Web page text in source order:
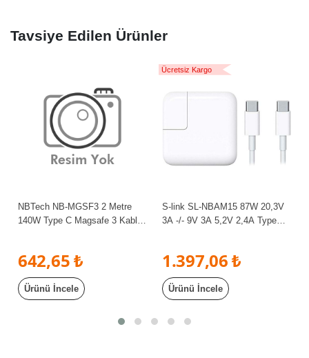
Tavsiye Edilen Ürünler
NBTech NB-MGSF3 2 Metre
140W Type C Magsafe 3 Kablo,
Şarj Kablosu, MacBook M1 Pro
Şarj Kablo, Macbook M2 Pro
Şarj Kablo, Macbook M2 Şarj
Kablo
642,65 ₺
Ürünü İncele
Ücretsiz Kargo
S-link SL-NBAM15 87W 20,3V
3A -/- 9V 3A 5,2V 2,4A TypeC
1.397,06 ₺
Ürünü İncele